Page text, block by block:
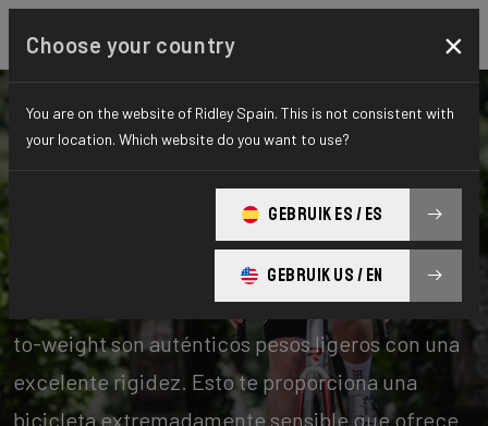
Stiffness-to-Weight
Nuestras bicicletas con una relación stiffness-
to-weight son auténticos pesos ligeros con una
excelente rigidez. Esto te proporciona una
bicicleta extremadamente sensible que ofrece
Choose your country ×
You are on the website of Ridley Spain. This is not consistent with
your location. Which website do you want to use?
GEBRUIK ES / ES
GEBRUIK US / EN